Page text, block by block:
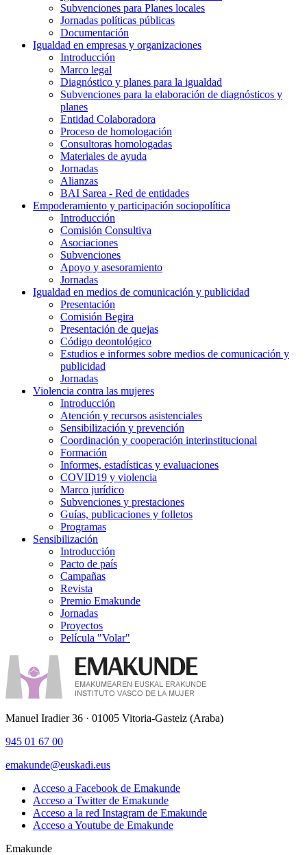
Subvenciones para Planes locales
Jornadas políticas públicas
Documentación
Igualdad en empresas y organizaciones
Introducción
Marco legal
Diagnóstico y planes para la igualdad
Subvenciones para la elaboración de diagnósticos y
planes
Entidad Colaboradora
Proceso de homologación
Consultoras homologadas
Materiales de ayuda
Jornadas
Alianzas
BAI Sarea - Red de entidades
Empoderamiento y participación sociopolítica
Introducción
Comisión Consultiva
Asociaciones
Subvenciones
Apoyo y asesoramiento
Jornadas
Igualdad en medios de comunicación y publicidad
Presentación
Comisión Begira
Presentación de quejas
Código deontológico
Estudios e informes sobre medios de comunicación y
publicidad
Jornadas
Violencia contra las mujeres
Introducción
Atención y recursos asistenciales
Sensibilización y prevención
Coordinación y cooperación interinstitucional
Formación
Informes, estadísticas y evaluaciones
COVID19 y violencia
Marco jurídico
Subvenciones y prestaciones
Guías, publicaciones y folletos
Programas
Sensibilización
Introducción
Pacto de país
Campañas
Revista
Premio Emakunde
Jornadas
Proyectos
Película "Volar"
Manuel Iradier 36 · 01005 Vitoria-Gasteiz (Araba)
945 01 67 00
emakunde@euskadi.eus
Acceso a Facebook de Emakunde
Acceso a Twitter de Emakunde
Acceso a la red Instagram de Emakunde
Acceso a Youtube de Emakunde
Emakunde